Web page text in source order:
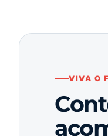
VIVA O